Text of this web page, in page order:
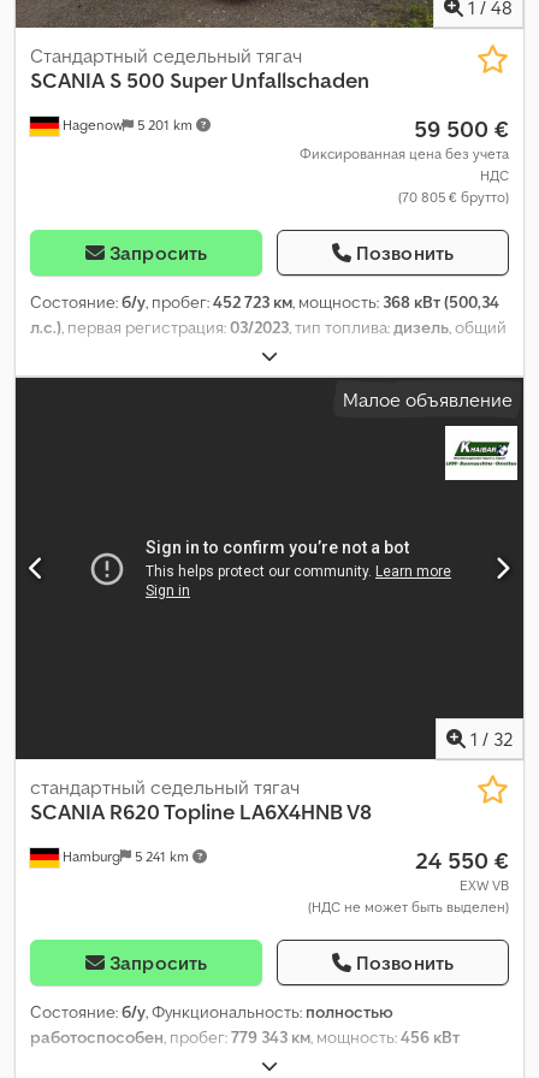
1 / 48
Hagenow 5 201 km
Стандартный седельный тягач
SCANIA S 500 Super Unfallschaden
59 500 €
Фиксированная цена без учета
НДС
(70 805 € брутто)
Запросить Позвонить
Состояние:б/у, пробег:452 723 км, мощность: 368 кВт (500,34
л.с.), первая регистрация:03/2023, тип топлива:дизель, общий
, конфигурация осей:
(TÜV):03/2027, тормоза:ретардер, цвет:белый, тип передачи:
ABS, кондиционер,
навигационная система, отопитель стояночный, попал в
Малое объявление
1 / 32
Hamburg 5 241 km
стандартный седельный тягач
SCANIA R620 Topline LA6X4HNB V8
24 550 €
EXW VB
(НДС не может быть выделен)
Запросить Позвонить
Состояние:б/у, Функциональность: полностью
работоспособен, пробег:779 343 км, мощность:456 кВт
, первая регистрация: